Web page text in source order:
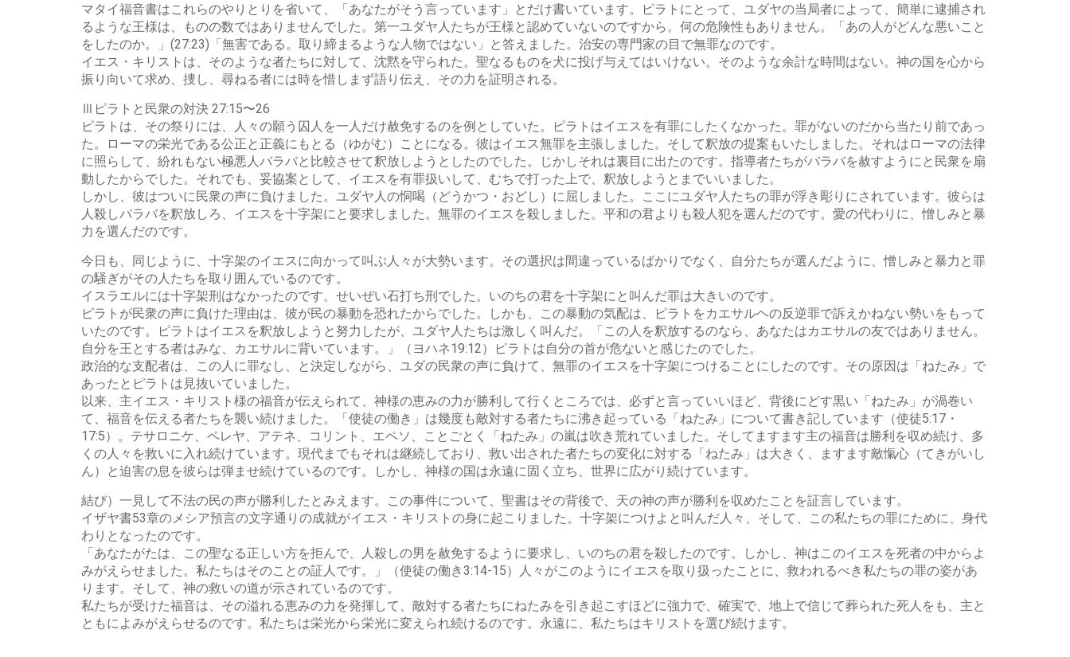
マタイ福音書はこれらのやりとりを省いて、「あなたがそう言っています」とだけ書いています。ピラトにとって、ユダヤの当局者によって、簡単に逮捕され
るような王様は、ものの数ではありませんでした。第一ユダヤ人たちが王様と認めていないのですから。何の危険性もありません。「あの人がどんな悪いこと
をしたのか。」(27:23)「無害である。取り締まるような人物ではない」と答えました。治安の専門家の目で無罪なのです。
イエス・キリストは、そのような者たちに対して、沈黙を守られた。聖なるものを犬に投げ与えてはいけない。そのような余計な時間はない。神の国を心から
振り向いて求め、捜し、尋ねる者には時を惜しまず語り伝え、その力を証明される。
Ⅲピラトと民衆の対決 27:15〜26
ピラトは、その祭りには、人々の願う囚人を一人だけ赦免するのを例としていた。ピラトはイエスを有罪にしたくなかった。罪がないのだから当たり前であっ
た。ローマの栄光である公正と正義にもとる（ゆがむ）ことになる。彼はイエス無罪を主張しました。そして釈放の提案もいたしました。それはローマの法律
に照らして、紛れもない極悪人バラバと比較させて釈放しようとしたのでした。じかしそれは裏目に出たのです。指導者たちがバラバを赦すようにと民衆を扇
動したからでした。それでも、妥協案として、イエスを有罪扱いして、むちで打った上で、釈放しようとまでいいました。
しかし、彼はついに民衆の声に負けました。ユダヤ人の恫喝（どうかつ・おどし）に屈しました。ここにユダヤ人たちの罪が浮き彫りにされています。彼らは
人殺しバラバを釈放しろ、イエスを十字架にと要求しました。無罪のイエスを殺しました。平和の君よりも殺人犯を選んだのです。愛の代わりに、憎しみと暴
力を選んだのです。
今日も、同じように、十字架のイエスに向かって叫ぶ人々が大勢います。その選択は間違っているばかりでなく、自分たちが選んだように、憎しみと暴力と罪
の騒ぎがその人たちを取り囲んでいるのです。
イスラエルには十字架刑はなかったのです。せいぜい石打ち刑でした。いのちの君を十字架にと叫んだ罪は大きいのです。
ピラトが民衆の声に負けた理由は、彼が民の暴動を恐れたからでした。しかも、この暴動の気配は、ピラトをカエサルヘの反逆罪で訴えかねない勢いをもって
いたのです。ピラトはイエスを釈放しようと努力したが、ユダヤ人たちは激しく叫んだ。「この人を釈放するのなら、あなたはカエサルの友ではありません。
自分を王とする者はみな、カエサルに背いています。」（ヨハネ19:12）ピラトは自分の首が危ないと感じたのでした。
政治的な支配者は、この人に罪なし、と決定しながら、ユダの民衆の声に負けて、無罪のイエスを十字架につけることにしたのです。その原因は「ねたみ」で
あったとピラトは見抜いていました。
以来、主イエス・キリスト様の福音が伝えられて、神様の恵みの力が勝利して行くところでは、必ずと言っていいほど、背後にどす黒い「ねたみ」が渦巻い
て、福音を伝える者たちを襲い続けました。「使徒の働き」は幾度も敵対する者たちに沸き起っている「ねたみ」について書き記しています（使徒5:17・
17:5）。テサロニケ、ペレヤ、アテネ、コリント、エペソ、ことごとく「ねたみ」の嵐は吹き荒れていました。そしてますます主の福音は勝利を収め続け、多
くの人々を救いに入れ続けています。現代までもそれは継続しており、救い出された者たちの変化に対する「ねたみ」は大きく、ますます敵愾心（てきがいし
ん）と迫害の息を彼らは弾ませ続けているのです。しかし、神様の国は永遠に固く立ち、世界に広がり続けています。
結び）一見して不法の民の声が勝利したとみえます。この事件について、聖書はその背後で、天の神の声が勝利を収めたことを証言しています。
イザヤ書53章のメシア預言の文字通りの成就がイエス・キリストの身に起こりました。十字架につけよと叫んだ人々、そして、この私たちの罪にために、身代
わりとなったのです。
「あなたがたは、この聖なる正しい方を拒んで、人殺しの男を赦免するように要求し、いのちの君を殺したのです。しかし、神はこのイエスを死者の中からよ
みがえらせました。私たちはそのことの証人です。」（使徒の働き3:14-15）人々がこのようにイエスを取り扱ったことに、救われるべき私たちの罪の姿があ
ります。そして、神の救いの道が示されているのです。
私たちが受けた福音は、その溢れる恵みの力を発揮して、敵対する者たちにねたみを引き起こすほどに強力で、確実で、地上で信じて葬られた死人をも、主と
ともによみがえらせるのです。私たちは栄光から栄光に変えられ続けるのです。永遠に、私たちはキリストを選び続けます。